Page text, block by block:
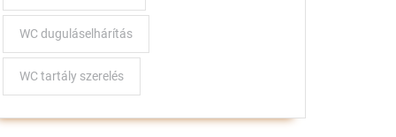
WC duguláselhárítás
WC tartály szerelés